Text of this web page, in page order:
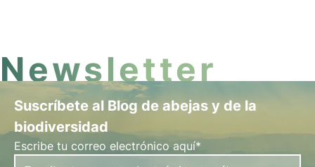
Newsletter
Suscríbete al Blog de abejas y de la
biodiversidad
Escribe tu correo electrónico aquí*